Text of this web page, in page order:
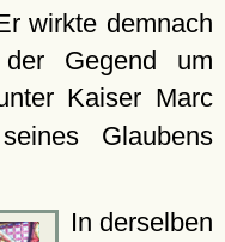
wirkte demnach
Gegend um
Kaiser Marc
Glaubens
In derselben